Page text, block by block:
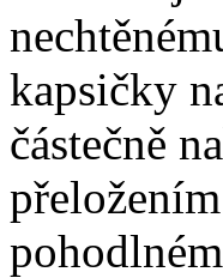
kapsičky
částečně